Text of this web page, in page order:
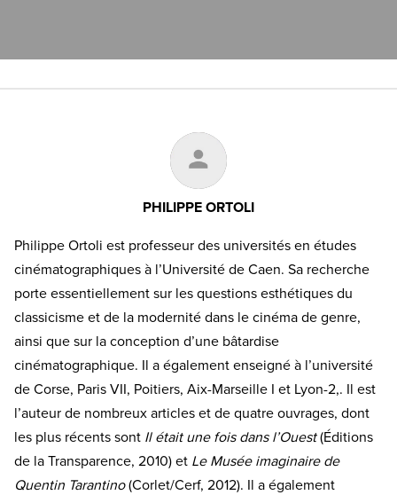
PHILIPPE ORTOLI
Philippe Ortoli est professeur des universités en études
cinématographiques à l’Université de Caen. Sa recherche
porte essentiellement sur les questions esthétiques du
classicisme et de la modernité dans le cinéma de genre,
ainsi que sur la conception d’une bâtardise
cinématographique. Il a également enseigné à l’université
de Corse, Paris VII, Poitiers, Aix-Marseille I et Lyon-2,. Il est
l’auteur de nombreux articles et de quatre ouvrages, dont
les plus récents sont Il était une fois dans l’Ouest(Éditions
de la Transparence, 2010) et Le Musée imaginaire de
Quentin Tarantino(Corlet/Cerf, 2012). Il a également